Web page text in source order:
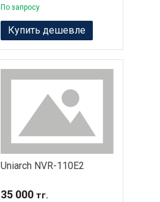
По запросу
Купить дешевле
Uniarch NVR-110E2
35 000тг.